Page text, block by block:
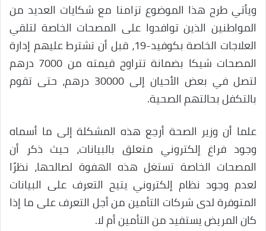
ويأتي طرح هذا الموضوع تزامنا مع شكايات العديد من
المواطنين الذين توافدوا على المصحات الخاصة لتلقي
العلاجات الخاصة بكوفيد-19، قبل أن تشترط عليهم إدارة
المصحات شيكا بضمانة تتراوح قيمته من 7000 درهم
لتصل في بعض الأحيان إلى 30000 درهم، حتى تقوم
بالتكفل بحالتهم الصحية.
علما أن وزير الصحة أرجع هذه المشكلة إلى ما أسماه
وجود فراغ إلكتروني متعلق بالبيانات، حيث ذكر أن
المصحات الخاصة تستغل هذه الهفوة لصالحها، نظرًا
لعدم وجود نظام إلكتروني يتيح التعرف على البيانات
المتوفرة لدى شركات التأمين من أجل التعرف على ما إذا
كان المريض يستفيد من التأمين أم لا.